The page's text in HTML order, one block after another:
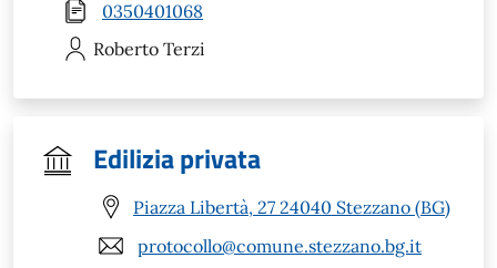
0350401068
Roberto Terzi
Edilizia privata
Piazza Libertà, 27 24040 Stezzano (BG)
protocollo@comune.stezzano.bg.it